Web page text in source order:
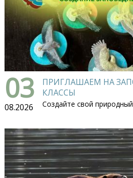
03
08.2026
ПРИГЛАШАЕМ НА
КЛАССЫ
Создайте свой